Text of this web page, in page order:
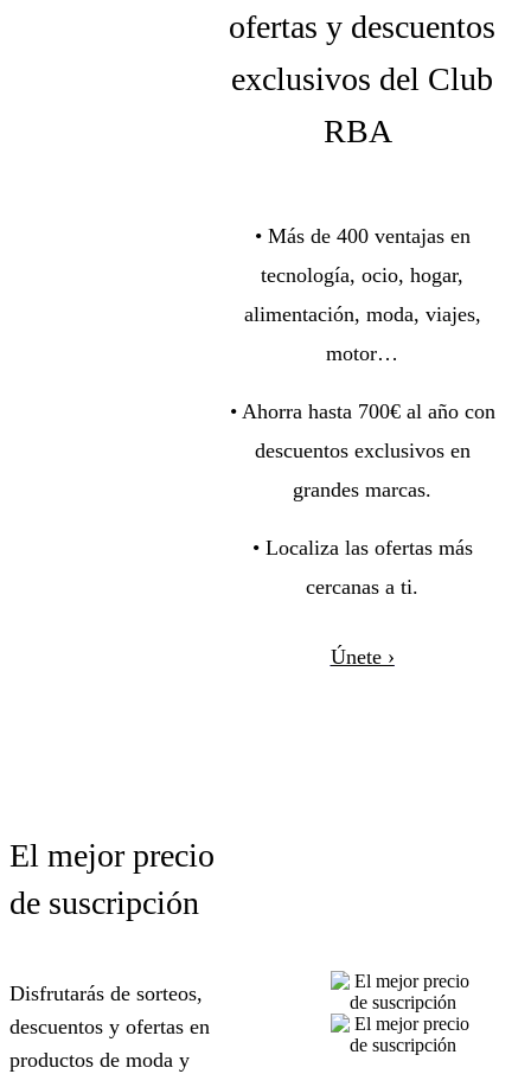
ofertas y descuentos
exclusivos del Club
RBA
• Más de 400 ventajas en
tecnología, ocio, hogar,
alimentación, moda, viajes,
motor…
• Ahorra hasta 700€ al año con
descuentos exclusivos en
grandes marcas.
• Localiza las ofertas más
cercanas a ti.
Únete ›
El mejor precio
de suscripción
Disfrutarás de sorteos,
descuentos y ofertas en
productos de moda y